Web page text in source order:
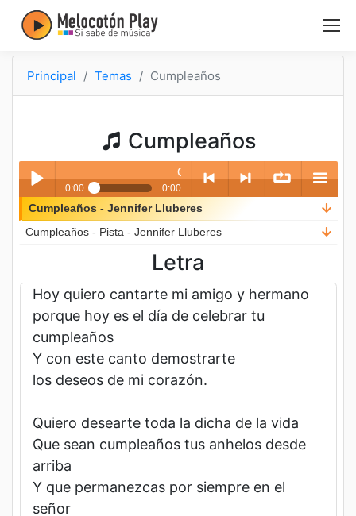
Principal Temas Cumpleaños
Cumpleaños
Play /
pause
Cumpleaños - Jennifer Lluberes
0:00 0:00
<
previo
us
> next menu
Cumpleaños - Jennifer Lluberes
Cumpleaños - Pista - Jennifer Lluberes
Letra
Hoy quiero cantarte mi amigo y hermano
porque hoy es el día de celebrar tu
cumpleaños
Y con este canto demostrarte
los deseos de mi corazón.
Quiero desearte toda la dicha de la vida
Que sean cumpleaños tus anhelos desde
arriba
Y que permanezcas por siempre en el
señor